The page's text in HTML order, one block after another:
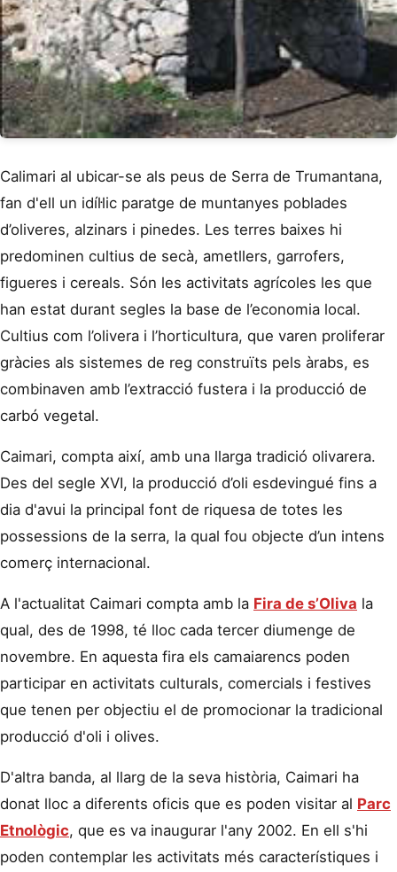
Calimari al ubicar-se als peus de Serra de Trumantana,
fan d'ell un idíl·lic paratge de muntanyes poblades
d’oliveres, alzinars i pinedes. Les terres baixes hi
predominen cultius de secà, ametllers, garrofers,
figueres i cereals. Són les activitats agrícoles les que
han estat durant segles la base de l’economia local.
Cultius com l’olivera i l’horticultura, que varen proliferar
gràcies als sistemes de reg construïts pels àrabs, es
combinaven amb l’extracció fustera i la producció de
carbó vegetal.
Caimari, compta així, amb una llarga tradició olivarera.
Des del segle XVI, la producció d’oli esdevingué fins a
dia d'avui la principal font de riquesa de totes les
possessions de la serra, la qual fou objecte d’un intens
comerç internacional.
A l'actualitat Caimari compta amb la Fira de s’Oliva la
qual, des de 1998, té lloc cada tercer diumenge de
novembre. En aquesta fira els camaiarencs poden
participar en activitats culturals, comercials i festives
que tenen per objectiu el de promocionar la tradicional
producció d'oli i olives.
D'altra banda, al llarg de la seva història, Caimari ha
donat lloc a diferents oficis que es poden visitar al Parc
Etnològic, que es va inaugurar l'any 2002. En ell s'hi
poden contemplar les activitats més característiques i